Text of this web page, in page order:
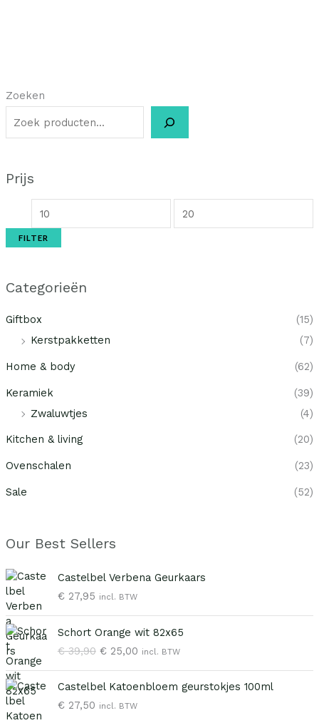
Zoeken
Prijs
FILTER
Categorieën
Giftbox
(15)
Kerstpakketten
(7)
Home & body (62)
Keramiek
(39)
Zwaluwtjes
(4)
Kitchen & living (20)
Ovenschalen (23)
Sale (52)
Our Best Sellers
Castelbel Verbena Geurkaars
€27,95 incl. BTW
Schort Orange wit 82x65
€39,90
o
r
s
p
r
€25,00
H
u
i
d
i
g
incl. BTW
Castelbel Katoenbloem geurstokjes 100ml
€27,50 incl. BTW